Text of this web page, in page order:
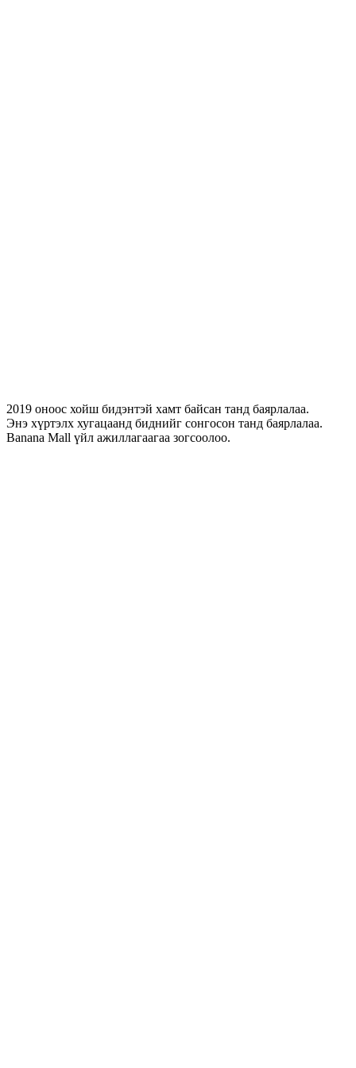
2019 оноос хойш бидэнтэй хамт байсан танд баярлалаа.
Энэ хүртэлх хугацаанд биднийг сонгосон танд баярлалаа.
Banana Mall үйл ажиллагаагаа зогсоолоо.